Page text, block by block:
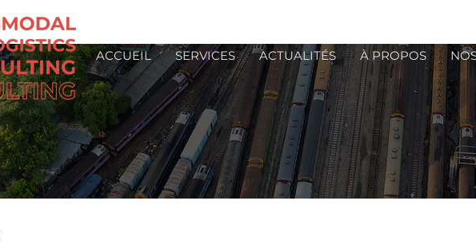
ACCUEIL SERVICES ACTUALITÉS À PROPOS